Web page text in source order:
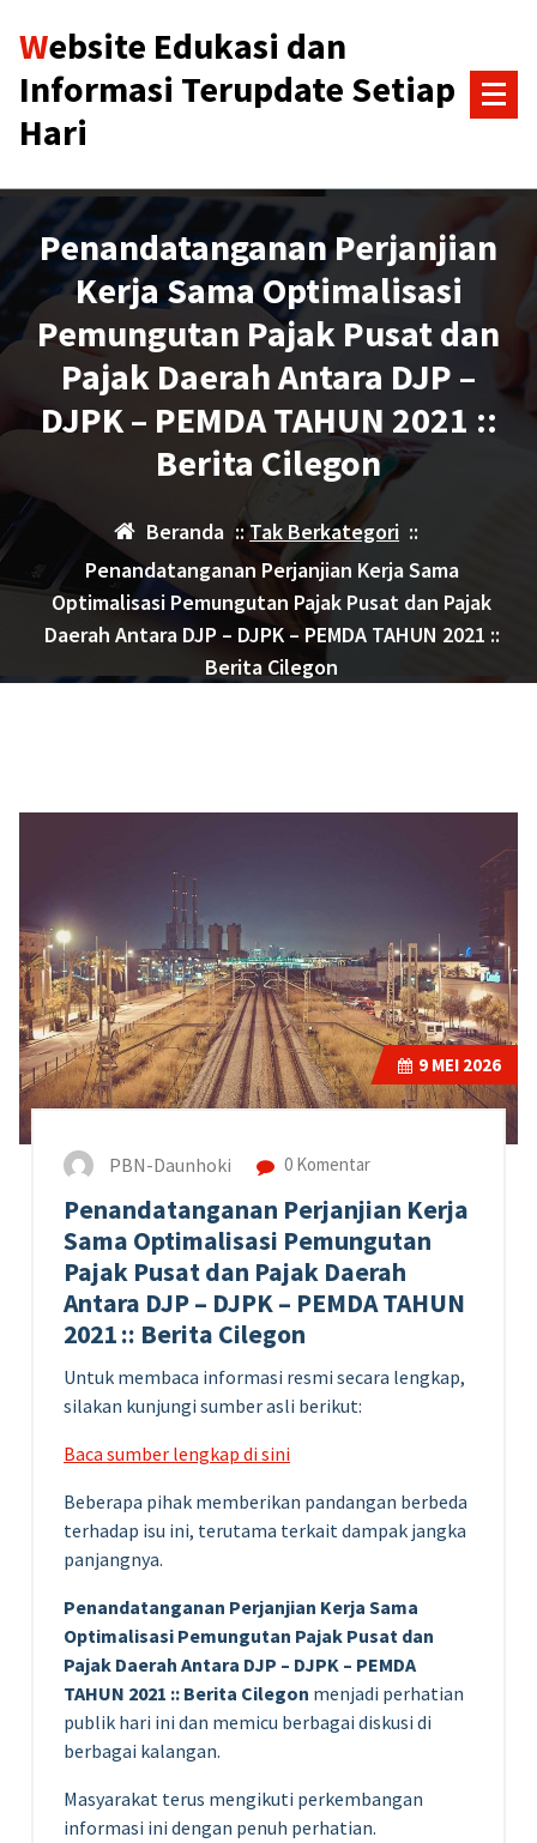
konten
Website Edukasi dan
Informasi Terupdate Setiap
Hari
Penandatanganan Perjanjian
Kerja Sama Optimalisasi
Pemungutan Pajak Pusat dan
Pajak Daerah Antara DJP –
DJPK – PEMDA TAHUN 2021 ::
Berita Cilegon
Beranda ::Tak Berkategori ::
Penandatanganan Perjanjian Kerja Sama
Optimalisasi Pemungutan Pajak Pusat dan Pajak
Daerah Antara DJP – DJPK – PEMDA TAHUN 2021 ::
Berita Cilegon
9 MEI 2026
PBN-Daunhoki 0 Komentar
Penandatanganan Perjanjian Kerja
Sama Optimalisasi Pemungutan
Pajak Pusat dan Pajak Daerah
Antara DJP – DJPK – PEMDA TAHUN
2021 :: Berita Cilegon
Untuk membaca informasi resmi secara lengkap,
silakan kunjungi sumber asli berikut:
Baca sumber lengkap di sini
Beberapa pihak memberikan pandangan berbeda
terhadap isu ini, terutama terkait dampak jangka
panjangnya.
Penandatanganan Perjanjian Kerja Sama
Optimalisasi Pemungutan Pajak Pusat dan
Pajak Daerah Antara DJP – DJPK – PEMDA
TAHUN 2021 :: Berita Cilegon menjadi perhatian
publik hari ini dan memicu berbagai diskusi di
berbagai kalangan.
Masyarakat terus mengikuti perkembangan
informasi ini dengan penuh perhatian.